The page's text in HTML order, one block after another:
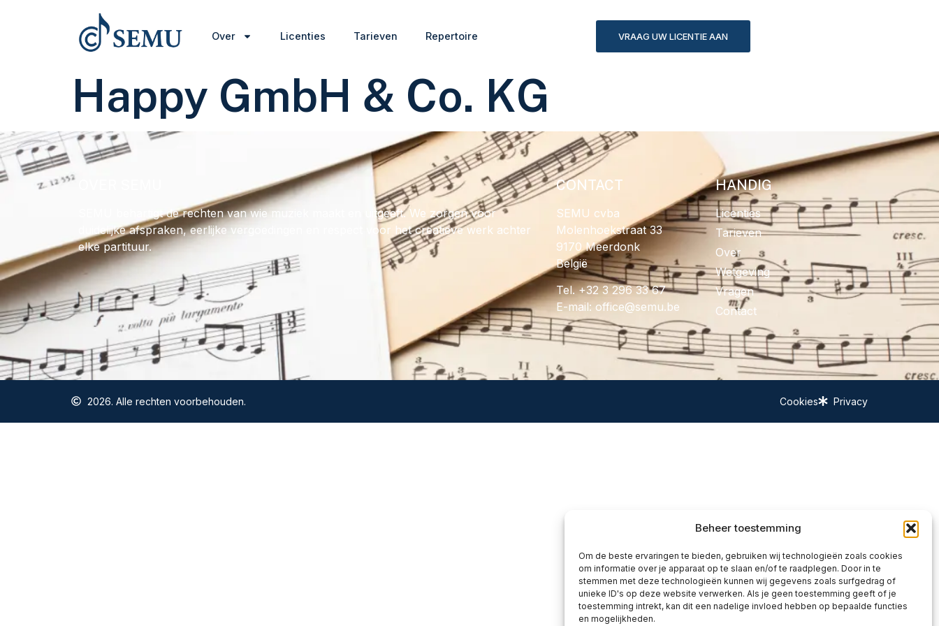
Beheer toestemming
Om de beste ervaringen te bieden, gebruiken wij technologieën zoals cookies
om informatie over je apparaat op te slaan en/of te raadplegen. Door in te
stemmen met deze technologieën kunnen wij gegevens zoals surfgedrag of
unieke ID's op deze website verwerken. Als je geen toestemming geeft of je
toestemming intrekt, kan dit een nadelige invloed hebben op bepaalde functies
en mogelijkheden.
Over Licenties Tarieven Repertoire VRAAG UW LICENTIE AAN
Happy GmbH & Co. KG
SEMU behartigt de rechten van wie muziek maakt en uitgeeft. We zorgen voor
duidelijke afspraken, eerlijke vergoedingen en respect voor het creatieve werk achter
elke partituur.
CONTACT
SEMU cvba
Molenhoekstraat 33
9170 Meerdonk
België
Tel. +32 3 296 33 67
E-mail:
eb.umes
@eciffo
HANDIG
Licenties
Tarieven
Over
Wetgeving
Vragen
Contact
2026. Alle rechten voorbehouden. Cookies Privacy